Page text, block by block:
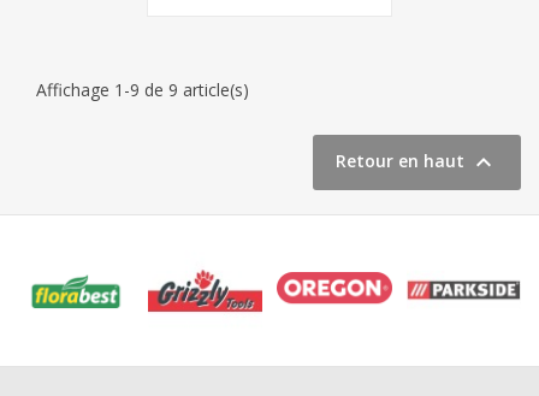
Affichage 1-9 de 9 article(s)
Retour en haut 